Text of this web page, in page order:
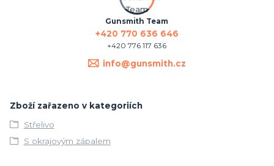
Gunsmith Team
+420 770 636 646
+420 776 117 636
info@gunsmith.cz
Zboží zařazeno v kategoriích
Střelivo
S okrajovým zápalem